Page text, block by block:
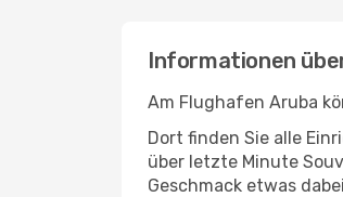
Informationen
Am Flughafen Aruba
Dort finden Sie alle
über letzte Minute
Geschmack etwas